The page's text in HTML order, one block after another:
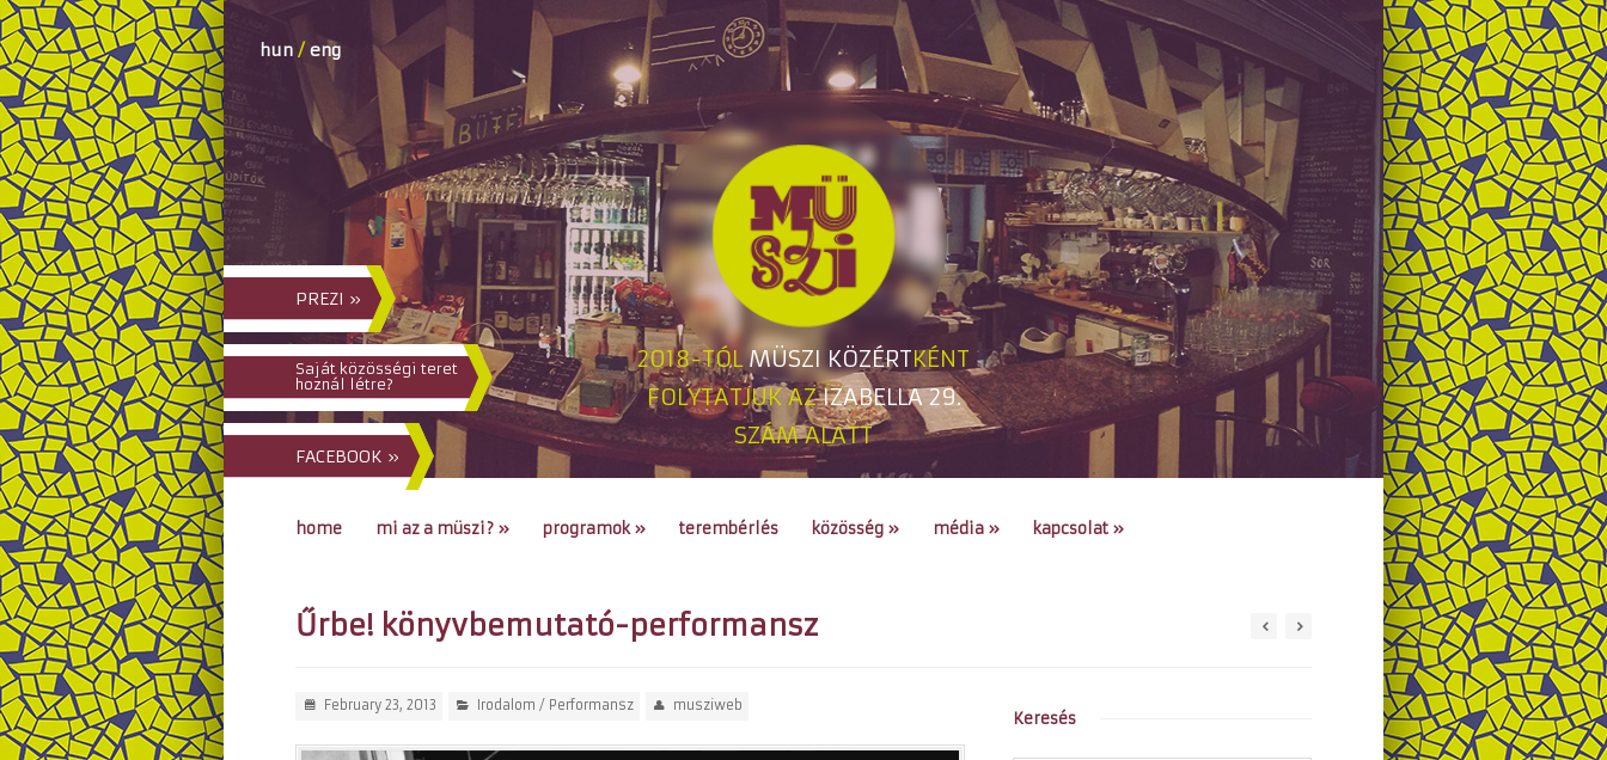
2018-TÓLMÜSZI KÖZÉRTKÉNT
FOLYTATJUK AZIZABELLA 29.
SZÁM ALATT
hun / eng
PREZI »
Saját közösségi teret
hoznál létre?
FACEBOOK »
home mi az a müszi? » programok» terembérlés közösség » média » kapcsolat »
Űrbe! könyvbemutató-performansz
February 23, 2013 Irodalom / Performansz musziweb
Keresés